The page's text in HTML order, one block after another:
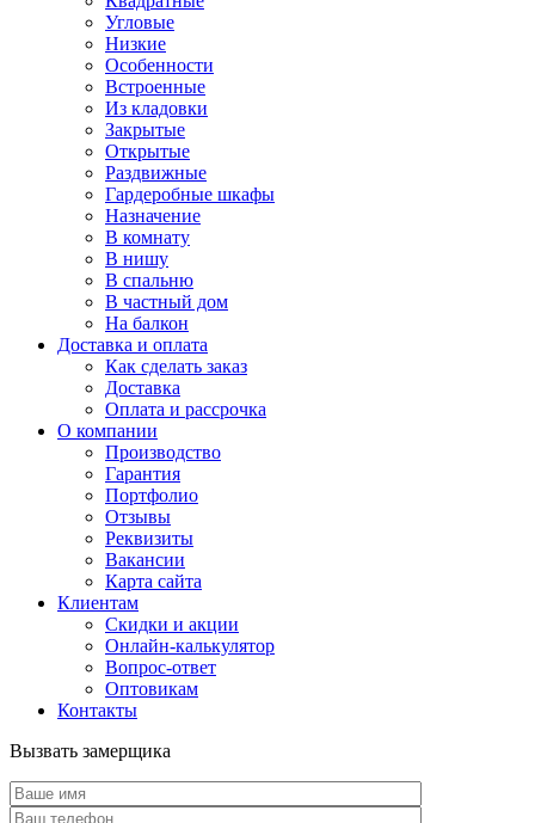
Угловые
Низкие
Особенности
Встроенные
Из кладовки
Закрытые
Открытые
Раздвижные
Гардеробные шкафы
Назначение
В комнату
В нишу
В спальню
В частный дом
На балкон
Доставка и оплата
Как сделать заказ
Доставка
Оплата и рассрочка
О компании
Производство
Гарантия
Портфолио
Отзывы
Реквизиты
Вакансии
Карта сайта
Клиентам
Скидки и акции
Онлайн-калькулятор
Вопрос-ответ
Оптовикам
Контакты
Вызвать замерщика